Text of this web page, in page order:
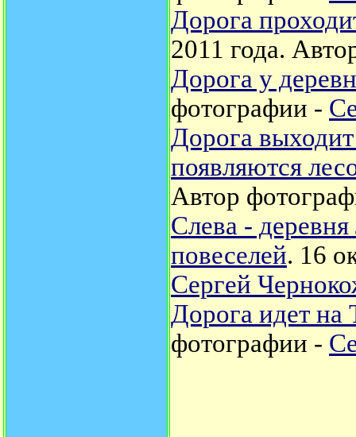
Дорога
2011 года.
Дорога у
фотографии -
Дорога
появляются
Автор
Слева -
повеселей. 16
Сергей
Дорога идет на
фотографии -